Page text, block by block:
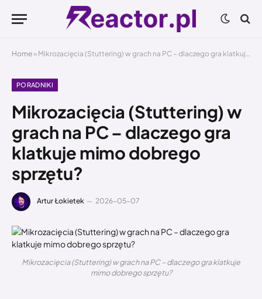
Home » Mikrozacięcia (Stuttering) w grach na PC – dlaczego gra klatkuje mimo dobrego sprzętu?
PORADNIKI
Mikrozacięcia (Stuttering) w
grach na PC – dlaczego gra
klatkuje mimo dobrego
sprzętu?
Artur Łokietek 2026-05-07
Mikrozacięcia (Stuttering) w grach na PC – dlaczego gra klatkuje
mimo dobrego sprzętu?